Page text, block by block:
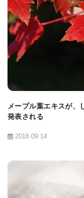
に知らせることに
のようなフィード
いだろうか。褐色
伝えると、脳が褐
かが決まってく
る。脳が脂肪組織
織を分解して自由
プがあることが示
Garretsonは、｢研
メープル葉エキスが、
発表される
2018.09.14